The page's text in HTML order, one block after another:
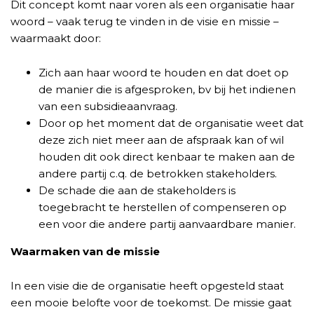
Dit concept komt naar voren als een organisatie haar
woord – vaak terug te vinden in de visie en missie –
waarmaakt door:
Zich aan haar woord te houden en dat doet op
de manier die is afgesproken, bv bij het indienen
van een subsidieaanvraag.
Door op het moment dat de organisatie weet dat
deze zich niet meer aan de afspraak kan of wil
houden dit ook direct kenbaar te maken aan de
andere partij c.q. de betrokken stakeholders.
De schade die aan de stakeholders is
toegebracht te herstellen of compenseren op
een voor die andere partij aanvaardbare manier.
Waarmaken van de missie
In een visie die de organisatie heeft opgesteld staat
een mooie belofte voor de toekomst. De missie gaat